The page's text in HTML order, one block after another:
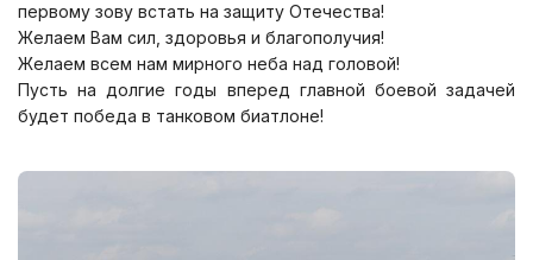
первому зову встать на защиту Отечества!
Желаем Вам сил, здоровья и благополучия!
Желаем всем нам мирного неба над головой!
Пусть на долгие годы вперед главной боевой задачей
будет победа в танковом биатлоне!